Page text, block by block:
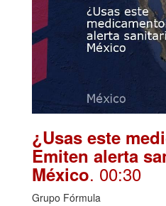
¿Usas este
Emiten alerta
México. 00:30
Grupo Fórmula